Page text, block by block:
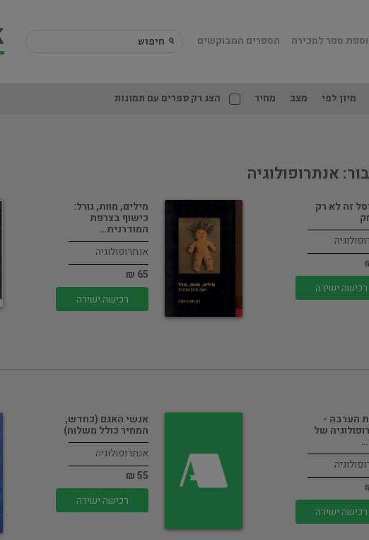
ספר למכירה הספרים המבוקשים
מיון לפי מצב מחיר הצג רק ספרים עם תמונות
אנתרופולוגיה
זה לא רק
רכישה ישירה
מילים, מוות, גורל:
כישוף בצרפת
המודרנית…
אנתרופולוגיה
65 ₪
רכישה ישירה
הערבה -
של
רכישה ישירה
אנשי האגם (כחדש,
המחיר כולל משלוח)
אנתרופולוגיה
55 ₪
רכישה ישירה